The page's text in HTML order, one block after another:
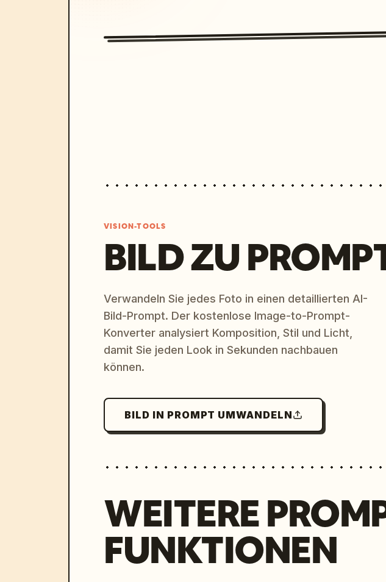
VISION-TOOLS
BILD ZU
Verwandeln Sie jedes Foto in einen detaillierten AI-
Bild-Prompt. Der kostenlose Image-to-Prompt-
Konverter analysiert Komposition, Stil und Licht,
damit Sie jeden Look in Sekunden nachbauen
können.
BILD IN PROMPT UMWANDELN
WEITERE
FUNKTIONEN